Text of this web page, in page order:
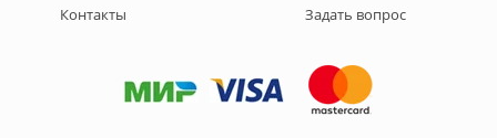
Контакты
Задать вопрос